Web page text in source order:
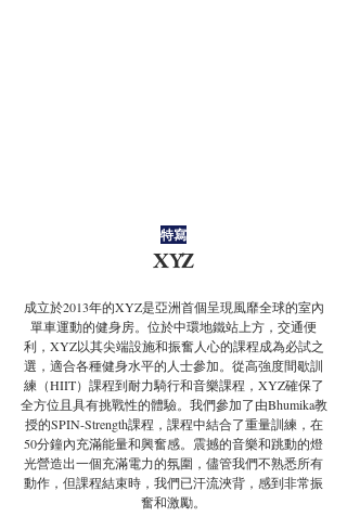
特寫
XYZ
成立於2013年的XYZ是亞洲首個呈現風靡全球的室內
單車運動的健身房。位於中環地鐵站上方，交通便
利，XYZ以其尖端設施和振奮人心的課程成為必試之
選，適合各種健身水平的人士參加。從高強度間歇訓
練（HIIT）課程到耐力騎行和音樂課程，XYZ確保了
全方位且具有挑戰性的體驗。我們參加了由Bhumika教
授的SPIN-Strength課程，課程中結合了重量訓練，在
50分鐘內充滿能量和興奮感。震撼的音樂和跳動的燈
光營造出一個充滿電力的氛圍，儘管我們不熟悉所有
動作，但課程結束時，我們已汗流浹背，感到非常振
奮和激勵。